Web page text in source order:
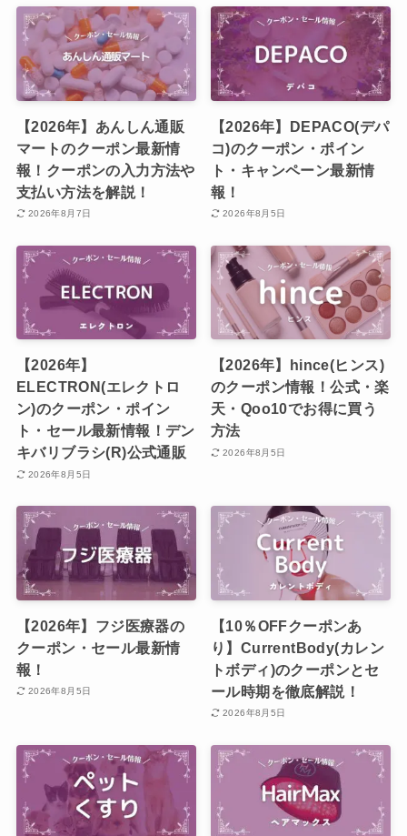
【2026年】あんしん通販
マートのクーポン最新情
報！クーポンの入力方法や
支払い方法を解説！
2026年8月7日
【2026年】DEPACO(デパ
コ)のクーポン・ポイン
ト・キャンペーン最新情
報！
2026年8月5日
【2026年】
ELECTRON(エレクトロ
ン)のクーポン・ポイン
ト・セール最新情報！デン
キバリブラシ(R)公式通販
2026年8月5日
【2026年】hince(ヒンス)
のクーポン情報！公式・楽
天・Qoo10でお得に買う
方法
2026年8月5日
【2026年】フジ医療器の
クーポン・セール最新情
報！
2026年8月5日
【10％OFFクーポンあ
り】CurrentBody(カレン
トボディ)のクーポンとセ
ール時期を徹底解説！
2026年8月5日